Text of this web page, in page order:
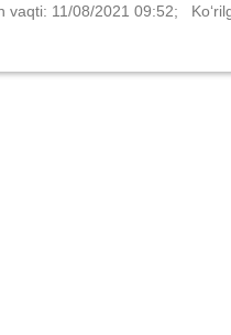
vaqti: 11/08/2021 09:52;